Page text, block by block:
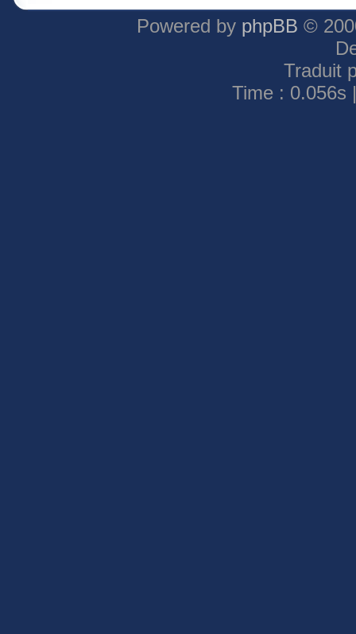
Powered by phpBB ©
Traduit
Time : 0.056s